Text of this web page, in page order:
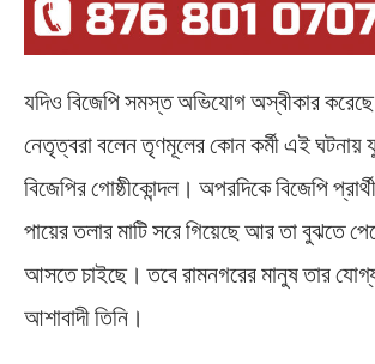
যদিও বিজেপি সমস্ত অভিযোগ অস্বীকার
নেতৃত্বরা বলেন তৃণমূলের কোন কর্মী এই
বিজেপির গোষ্ঠীকোন্দল। অপরদিকে বিজেপি
পায়ের তলার মাটি সরে গিয়েছে আর তা বুঝতে
আসতে চাইছে। তবে রামনগরের মানুষ তার
আশাবাদী তিনি।